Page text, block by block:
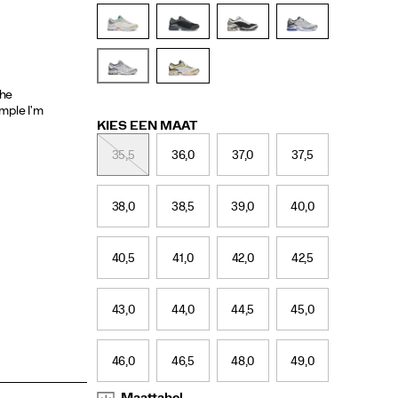
paginalink.
Variations
KIES EEN MAAT
35,5 36,0 37,0 37,5
38,0 38,5 39,0 40,0
40,5 41,0 42,0 42,5
43,0 44,0 44,5 45,0
46,0 46,5 48,0 49,0